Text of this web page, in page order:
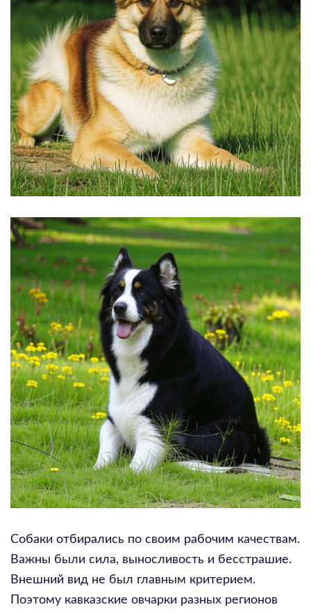
Собаки отбирались по своим рабочим качествам.
Важны были сила, выносливость и бесстрашие.
Внешний вид не был главным критерием.
Поэтому кавказские овчарки разных регионов